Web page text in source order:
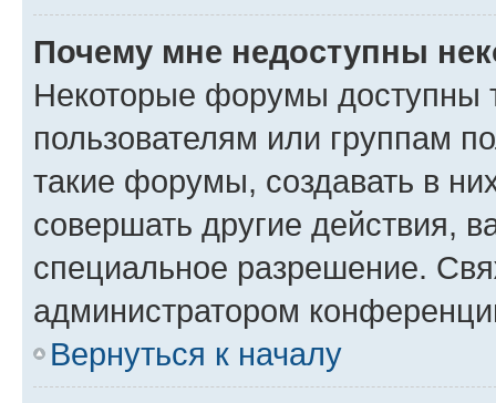
Почему мне недоступны
Некоторые форумы доступны
пользователям или группам
такие форумы, создавать в
совершать другие действия,
специальное разрешение.
администратором
Вернуться к началу